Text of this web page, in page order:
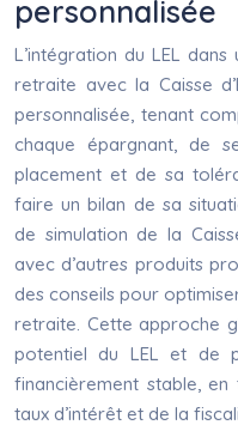
personnalisée
L’intégration du LEL
retraite avec la Caisse
personnalisée, tenant
chaque épargnant, de
placement et de sa
faire un bilan de sa
de simulation de la
avec d’autres produits
des conseils pour
retraite. Cette approche
potentiel du LEL et de
financièrement stable,
taux d’intérêt et de la